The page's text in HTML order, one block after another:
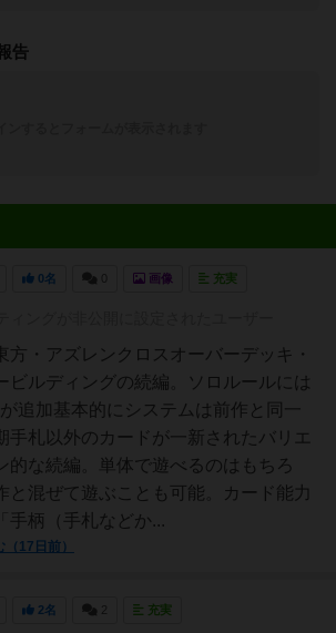
告
0名 画像 充実
方・アズレンクロスオーバーデッキ・
ビルディングの続編。ソロルールには
追加基本的にシステムは前作と同一
手札以外のカードが一新されたバリエ
的な続編。単体で遊べるのはもちろ
と混ぜて遊ぶことも可能。カード能力
手柄（手札などか...
17日前）
2名 充実